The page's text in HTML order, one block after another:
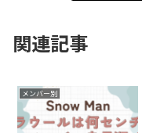
関連記事
メンバー別